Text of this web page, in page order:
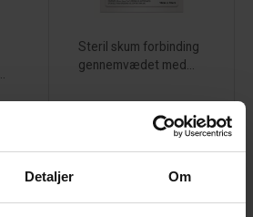
Detaljer Om
Steril skum forbinding
gennemvædet med...
skilt